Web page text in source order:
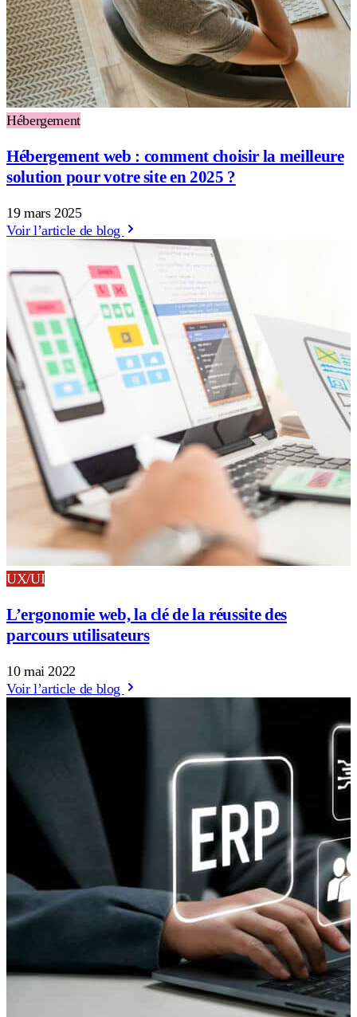
Hébergement
Hébergement web : comment choisir la meilleure
solution pour votre site en 2025 ?
19 mars 2025
Voir l’article de blog
UX/UI
L’ergonomie web, la clé de la réussite des
parcours utilisateurs
10 mai 2022
Voir l’article de blog